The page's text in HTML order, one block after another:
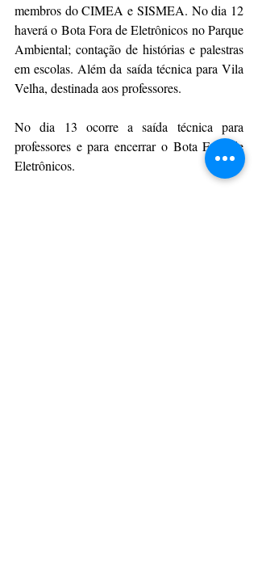
membros do CIMEA e SISMEA. No dia 12
haverá o Bota Fora de Eletrônicos no Parque
Ambiental; contação de histórias e palestras
em escolas. Além da saída técnica para Vila
Velha, destinada aos professores.
No dia 13 ocorre a saída técnica para
professores e para encerrar o Bota Fora de
Eletrônicos.